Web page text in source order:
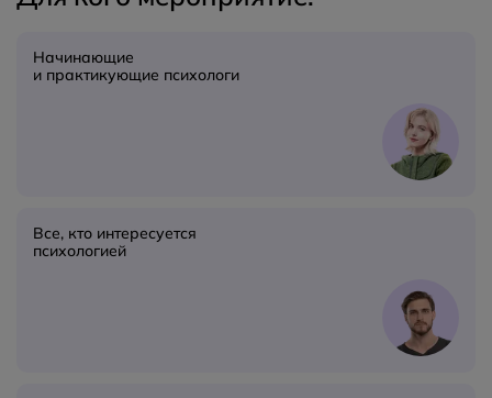
Начинающие
и практикующие психологи
Все, кто интересуется
психологией